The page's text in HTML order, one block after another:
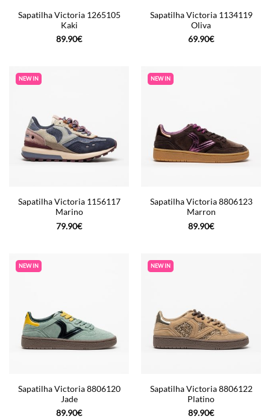
Sapatilha Victoria 1265105
Kaki
89.90€
Sapatilha Victoria 1134119
Oliva
69.90€
NEW IN
Sapatilha Victoria 1156117
Marino
79.90€
NEW IN
Sapatilha Victoria 8806123
Marron
89.90€
NEW IN
Sapatilha Victoria 8806120
Jade
89.90€
NEW IN
Sapatilha Victoria 8806122
Platino
89.90€